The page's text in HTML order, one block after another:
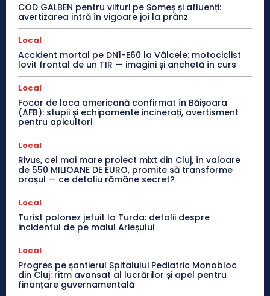
COD GALBEN pentru viituri pe Someș și afluenți:
avertizarea intră în vigoare joi la prânz
Local
Accident mortal pe DN1-E60 la Vâlcele: motociclist
lovit frontal de un TIR — imagini și anchetă în curs
Local
Focar de loca americană confirmat în Băișoara
(AFB): stupii și echipamente incinerați, avertisment
pentru apicultori
Local
Rivus, cel mai mare proiect mixt din Cluj, în valoare
de 550 MILIOANE DE EURO, promite să transforme
orașul — ce detaliu rămâne secret?
Local
Turist polonez jefuit la Turda: detalii despre
incidentul de pe malul Arieșului
Local
Progres pe șantierul Spitalului Pediatric Monobloc
din Cluj: ritm avansat al lucrărilor și apel pentru
finanțare guvernamentală